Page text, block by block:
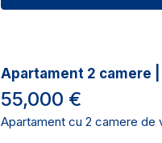
Apartament 2 camere
55,000 €
Apartament cu 2 camere de